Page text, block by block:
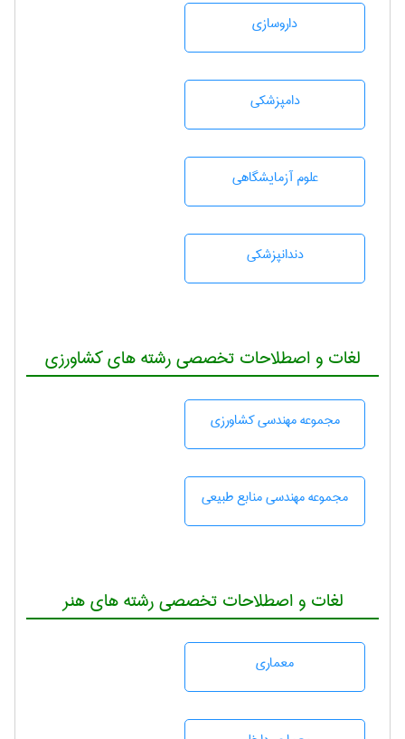
داروسازی
دامپزشكی
علوم آزمايشگاهی
دندانپزشكی
لغات و اصطلاحات تخصصی رشته های کشاورزی
مجموعه مهندسی كشاورزی
مجموعه مهندسی منابع طبيعی
لغات و اصطلاحات تخصصی رشته های هنر
معماری